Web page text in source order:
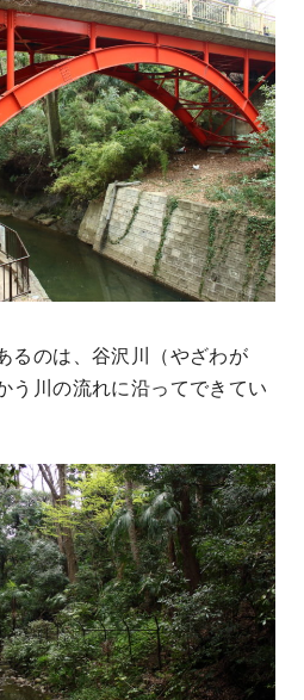
るのは、谷沢川（やざわが
う川の流れに沿ってできてい